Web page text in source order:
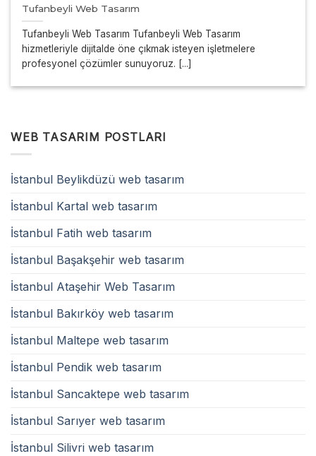
Tufanbeyli Web Tasarım
Tufanbeyli Web Tasarım Tufanbeyli Web Tasarım
hizmetleriyle dijitalde öne çıkmak isteyen işletmelere
profesyonel çözümler sunuyoruz. [...]
WEB TASARIM POSTLARI
İstanbul Beylikdüzü web tasarım
İstanbul Kartal web tasarım
İstanbul Fatih web tasarım
İstanbul Başakşehir web tasarım
İstanbul Ataşehir Web Tasarım
İstanbul Bakırköy web tasarım
İstanbul Maltepe web tasarım
İstanbul Pendik web tasarım
İstanbul Sancaktepe web tasarım
İstanbul Sarıyer web tasarım
İstanbul Silivri web tasarım